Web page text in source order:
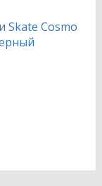
Skate Cosmo